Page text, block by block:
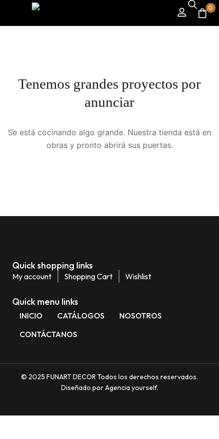
0
Tenemos grandes proyectos por
anunciar
Se está cocinando algo grande. Nuestra tienda está en
obras y pronto abrirá sus puertas.
Quick shopping links
My account Shopping Cart Wishlist
Quick menu links
INICIO CATÁLOGOS
NOSOTROS
CONTÁCTANOS
© 2025 FUNART DECOR Todos los derechos reservados.
Diseñado por Agencia yourself.